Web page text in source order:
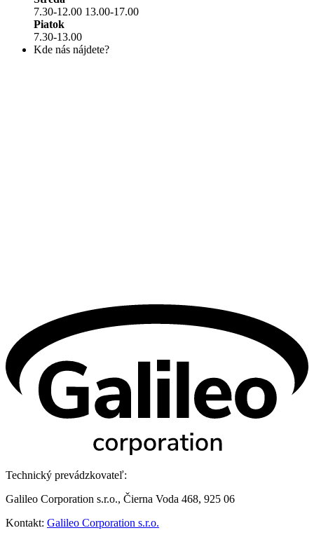
7.30-12.00 13.00-17.00
Piatok
7.30-13.00
Kde nás nájdete?
Technický prevádzkovateľ:
Galileo Corporation s.r.o., Čierna Voda 468, 925 06
Kontakt: Galileo Corporation s.r.o.